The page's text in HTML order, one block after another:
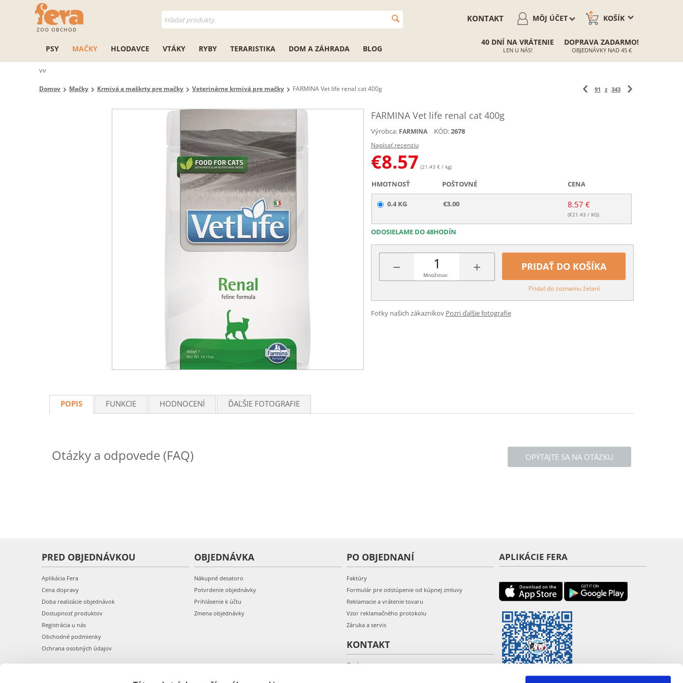
ZOO OBCHOD
KOŠÍK
0
MÔJ ÚČET
KONTAKT
PSY MAČKY HLODAVCE VTÁKY RYBY TERARISTIKA DOM A ZÁHRADA BLOG
40 DNÍ NA VRÁTENIE
LEN U NÁS!
DOPRAVA ZADARMO!
OBJEDNÁVKY NAD 45 €
vv
Domov Mačky Krmivá a maškrty pre mačky Veterinárne krmivá pre mačky FARMINA Vet life renal cat 400g 91 z 343
FARMINA Vet life renal cat 400g
Výrobca: FARMINA KÓD:2678
Napísať recenziu
€8.57 (21.43 € / kg)
HMOTNOSŤ POŠTOVNÉ CENA
0.4 KG €3.00 8.57 €
(€21.43 / KG)
ODOSIELAME DO 48HODÍN
− +
Množstvo:
PRIDAŤ DO KOŠÍKA
Pridať do zoznamu želaní
Fotky našich zákazníkov Pozri ďalšie fotografie
POPIS FUNKCIE HODNOCENÍ ĎAĽŠIE FOTOGRAFIE
OPÝTAJTE SA NA OTÁZKU
Otázky a odpovede (FAQ)
PRED OBJEDNÁVKOU
Aplikácia Fera
Cena dopravy
Doba realizácie objednávok
Dostupnosť produktov
Registrácia u nás
Obchodné podmienky
Ochrana osobných údajov
OBJEDNÁVKA
Nákupné desatoro
Potvrdenie objednávky
Prihlásenie k účtu
Zmena objednávky
PO OBJEDNANÍ
Faktúry
Formulár pre odstúpenie od kúpnej zmluvy
Reklamacie a vrátenie tovaru
Vzor reklamačného protokolu
Záruka a servis
KONTAKT
O nás
APLIKÁCIE FERA